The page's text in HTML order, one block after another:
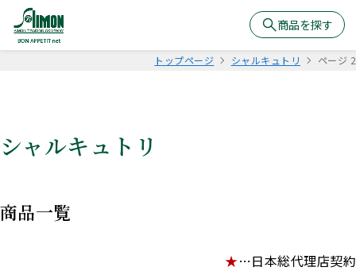
商品を探す
トップページ シャルキュトリ ページ 2
シャルキュトリ
商品一覧
★…日本総代理店契約